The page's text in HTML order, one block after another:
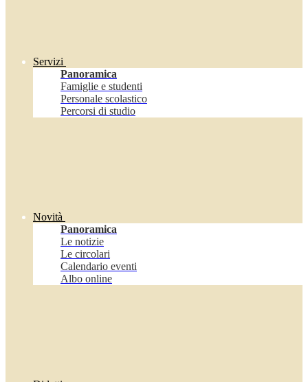
Servizi
Panoramica
Famiglie e studenti
Personale scolastico
Percorsi di studio
Novità
Panoramica
Le notizie
Le circolari
Calendario eventi
Albo online